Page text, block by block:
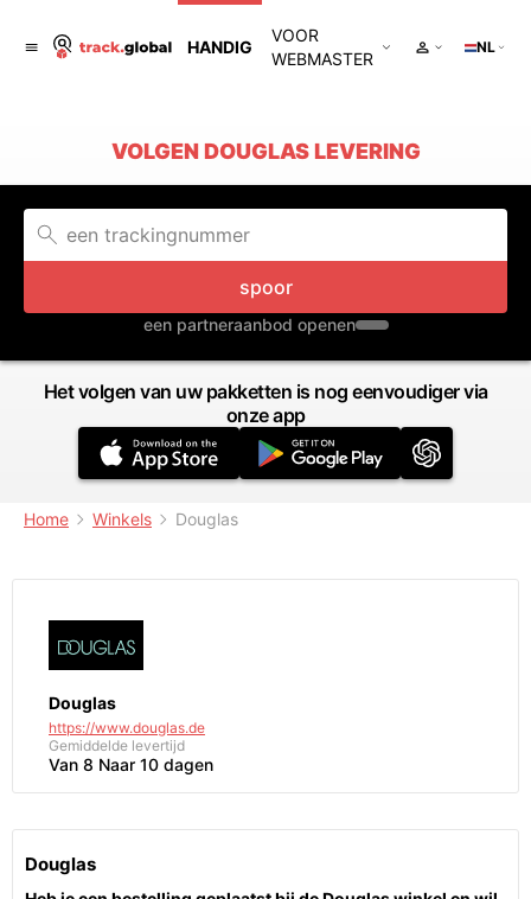
HANDIG
VOOR
WEBMASTER
NL
VOLGEN DOUGLAS LEVERING
spoor
een partneraanbod openen
Het volgen van uw pakketten is nog eenvoudiger via
onze app
Home Winkels Douglas
Douglas
https://www.douglas.de
Gemiddelde levertijd
Van 8 Naar 10 dagen
Douglas